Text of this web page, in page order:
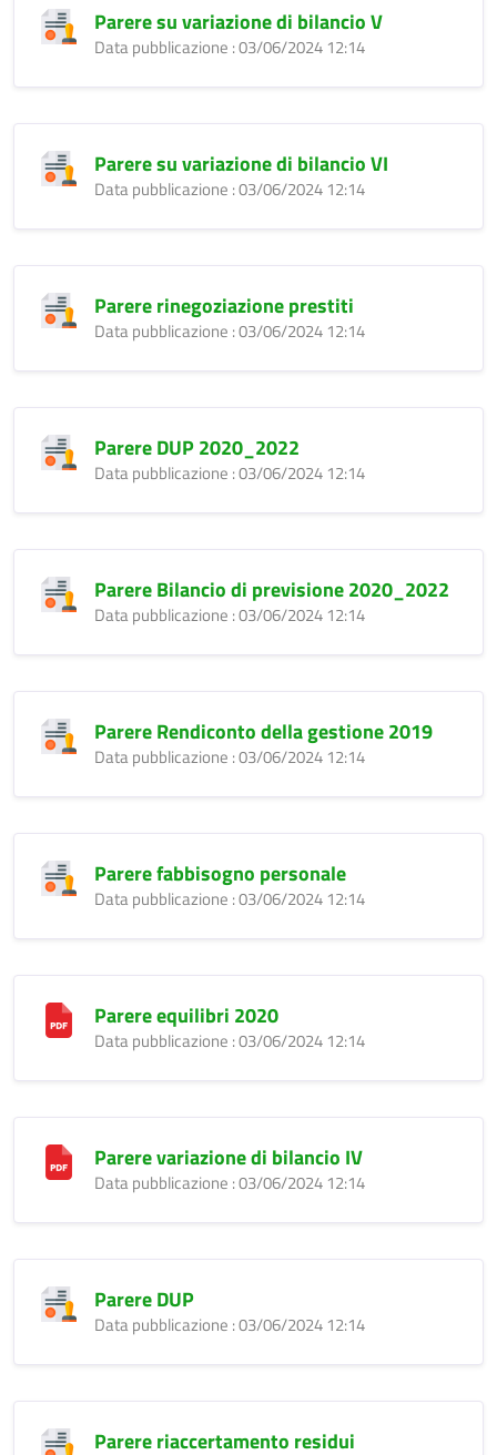
Parere su variazione di bilancio V
Data pubblicazione : 03/06/2024 12:14
Parere su variazione di bilancio VI
Data pubblicazione : 03/06/2024 12:14
Parere rinegoziazione prestiti
Data pubblicazione : 03/06/2024 12:14
Parere DUP 2020_2022
Data pubblicazione : 03/06/2024 12:14
Parere Bilancio di previsione 2020_2022
Data pubblicazione : 03/06/2024 12:14
Parere Rendiconto della gestione 2019
Data pubblicazione : 03/06/2024 12:14
Parere fabbisogno personale
Data pubblicazione : 03/06/2024 12:14
Parere equilibri 2020
Data pubblicazione : 03/06/2024 12:14
Parere variazione di bilancio IV
Data pubblicazione : 03/06/2024 12:14
Parere DUP
Data pubblicazione : 03/06/2024 12:14
Parere riaccertamento residui